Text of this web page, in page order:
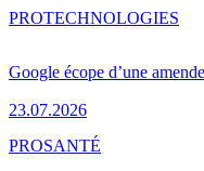
Google écope d’une
23.07.2026
PROTECHNOLOGIES
PROSANTÉ